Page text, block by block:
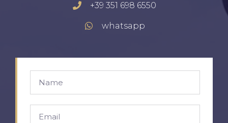
+39 351 698 6550
whatsapp